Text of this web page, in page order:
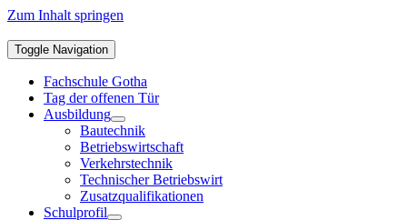
Zum Inhalt springen
Toggle Navigation
Fachschule Gotha
Tag der offenen Tür
Ausbildung
Bautechnik
Betriebswirtschaft
Verkehrstechnik
Technischer Betriebswirt
Zusatzqualifikationen
Schulprofil